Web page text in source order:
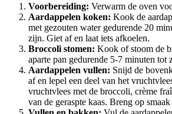
Voorbereiding: Verwarm de oven
Aardappelen koken: Kook de
met gezouten water gedurende 20
zijn. Giet af en laat iets afkoelen.
Broccoli stomen: Kook of stoom de
aparte pan gedurende 5-7 minuten tot
Aardappelen vullen: Snijd de
af en lepel een deel van het
vruchtvlees met de broccoli, crème
van de geraspte kaas. Breng op